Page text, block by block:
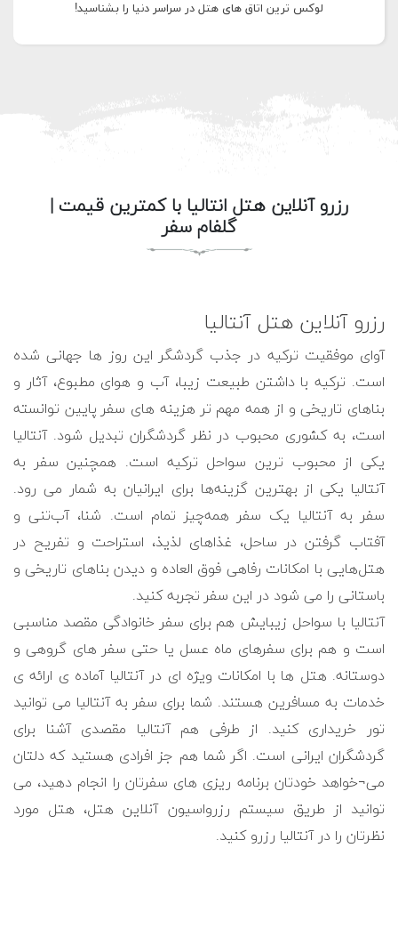
لوکس ترین اتاق های هتل در سراسر دنیا را بشناسید!
رزرو آنلاین هتل انتالیا با کمترین قیمت |
گلفام سفر
رزرو آنلاین هتل آنتالیا
آوای موفقیت ترکیه در جذب گردشگر این روز ها جهانی شده
است. ترکیه با داشتن طبیعت زیبا، آب و هوای مطبوع، آثار و
بناهای تاریخی و از همه مهم تر هزینه های سفر پایین توانسته
است، به کشوری محبوب در نظر گردشگران تبدیل شود. آنتالیا
یکی از محبوب ترین سواحل ترکیه است. همچنین سفر به
آنتالیا یکی از بهترین گزینه‌ها برای ایرانیان به شمار می رود.
سفر به آنتالیا یک سفر همه‌چیز تمام است. شنا، آب‌تنی و
آفتاب گرفتن در ساحل، غذاهای لذیذ، استراحت و تفریح در
هتل‌هایی با امکانات رفاهی فوق العاده و دیدن بناهای تاریخی و
باستانی را می شود در این سفر تجربه کنید.
آنتالیا با سواحل زیبایش هم برای سفر خانوادگی مقصد مناسبی
است و هم برای سفرهای ماه عسل یا حتی سفر های گروهی و
دوستانه. هتل ها با امکانات ویژه ای در آنتالیا آماده ی ارائه ی
خدمات به مسافرین هستند. شما برای سفر به آنتالیا می توانید
تور خریداری کنید. از طرفی هم آنتالیا مقصدی آشنا برای
گردشگران ایرانی است. اگر شما هم جز افرادی هستید که دلتان
می¬خواهد خودتان برنامه ریزی های سفرتان را انجام دهید، می
توانید از طریق سیستم رزرواسیون آنلاین هتل، هتل مورد
نظرتان را در آنتالیا رزرو کنید.